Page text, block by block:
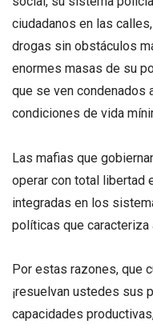
ciudadanos en las
drogas sin obstáculos
enormes masas de su
que se ven condenados
condiciones de vida
Las mafias que
operar con total libertad
integradas en los
políticas que
Por estas razones, que
¡resuelvan ustedes sus
capacidades